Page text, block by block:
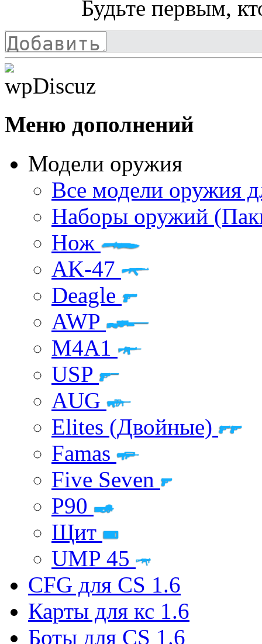
Будьте первым,
Меню дополнений
Модели оружия
Все модели оружия
Наборы оружий
Нож
AK-47
Deagle
AWP
M4A1
USP
AUG
Elites (Двойные)
Famas
Five Seven
P90
Щит
UMP 45
CFG для CS 1.6
Карты для кс 1.6
Боты для CS 1.6